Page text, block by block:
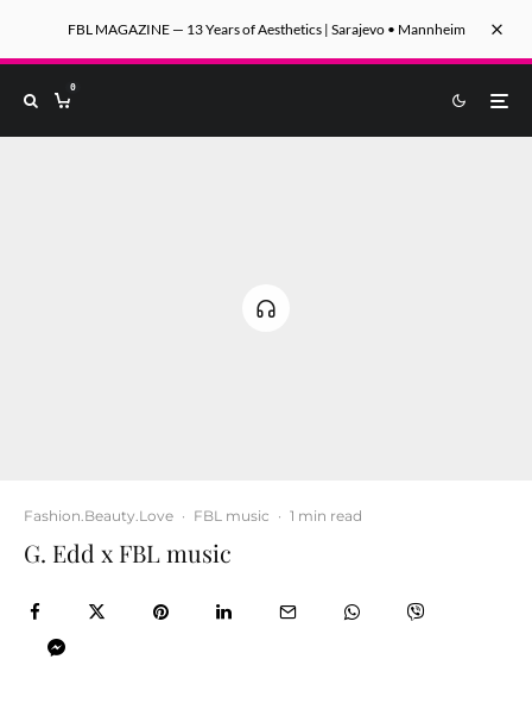
FBL MAGAZINE — 13 Years of Aesthetics | Sarajevo • Mannheim
0
Fashion.Beauty.Love · FBL music · 1 min read
G. Edd x FBL music